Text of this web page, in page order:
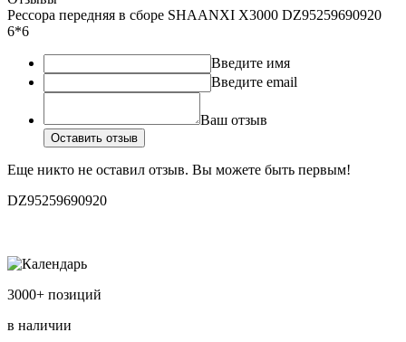
Рессора передняя в сборе SHAANXI X3000 DZ95259690920
6*6
Введите имя
Введите email
Ваш отзыв
Оставить отзыв
Еще никто не оставил отзыв. Вы можете быть первым!
DZ95259690920
3000+ позиций
в наличии